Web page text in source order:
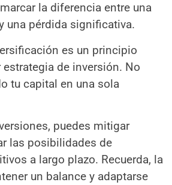
la diferencia entre una
una pérdida significativa.
es un principio
estrategia de inversión. No
tu capital en una sola
puedes mitigar
las posibilidades de
a largo plazo. Recuerda, la
un balance y adaptarse